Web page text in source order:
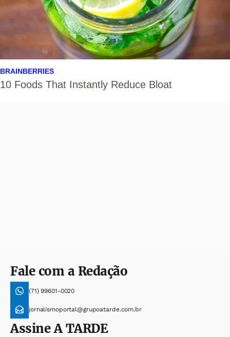
Fale com a Redação
(71) 99601-0020
jornalismoportal@grupoatarde.com.br
AssineA TARDE